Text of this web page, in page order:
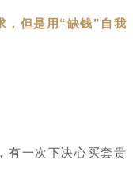
，但是用“缺钱”自我
有一次下决心买套贵